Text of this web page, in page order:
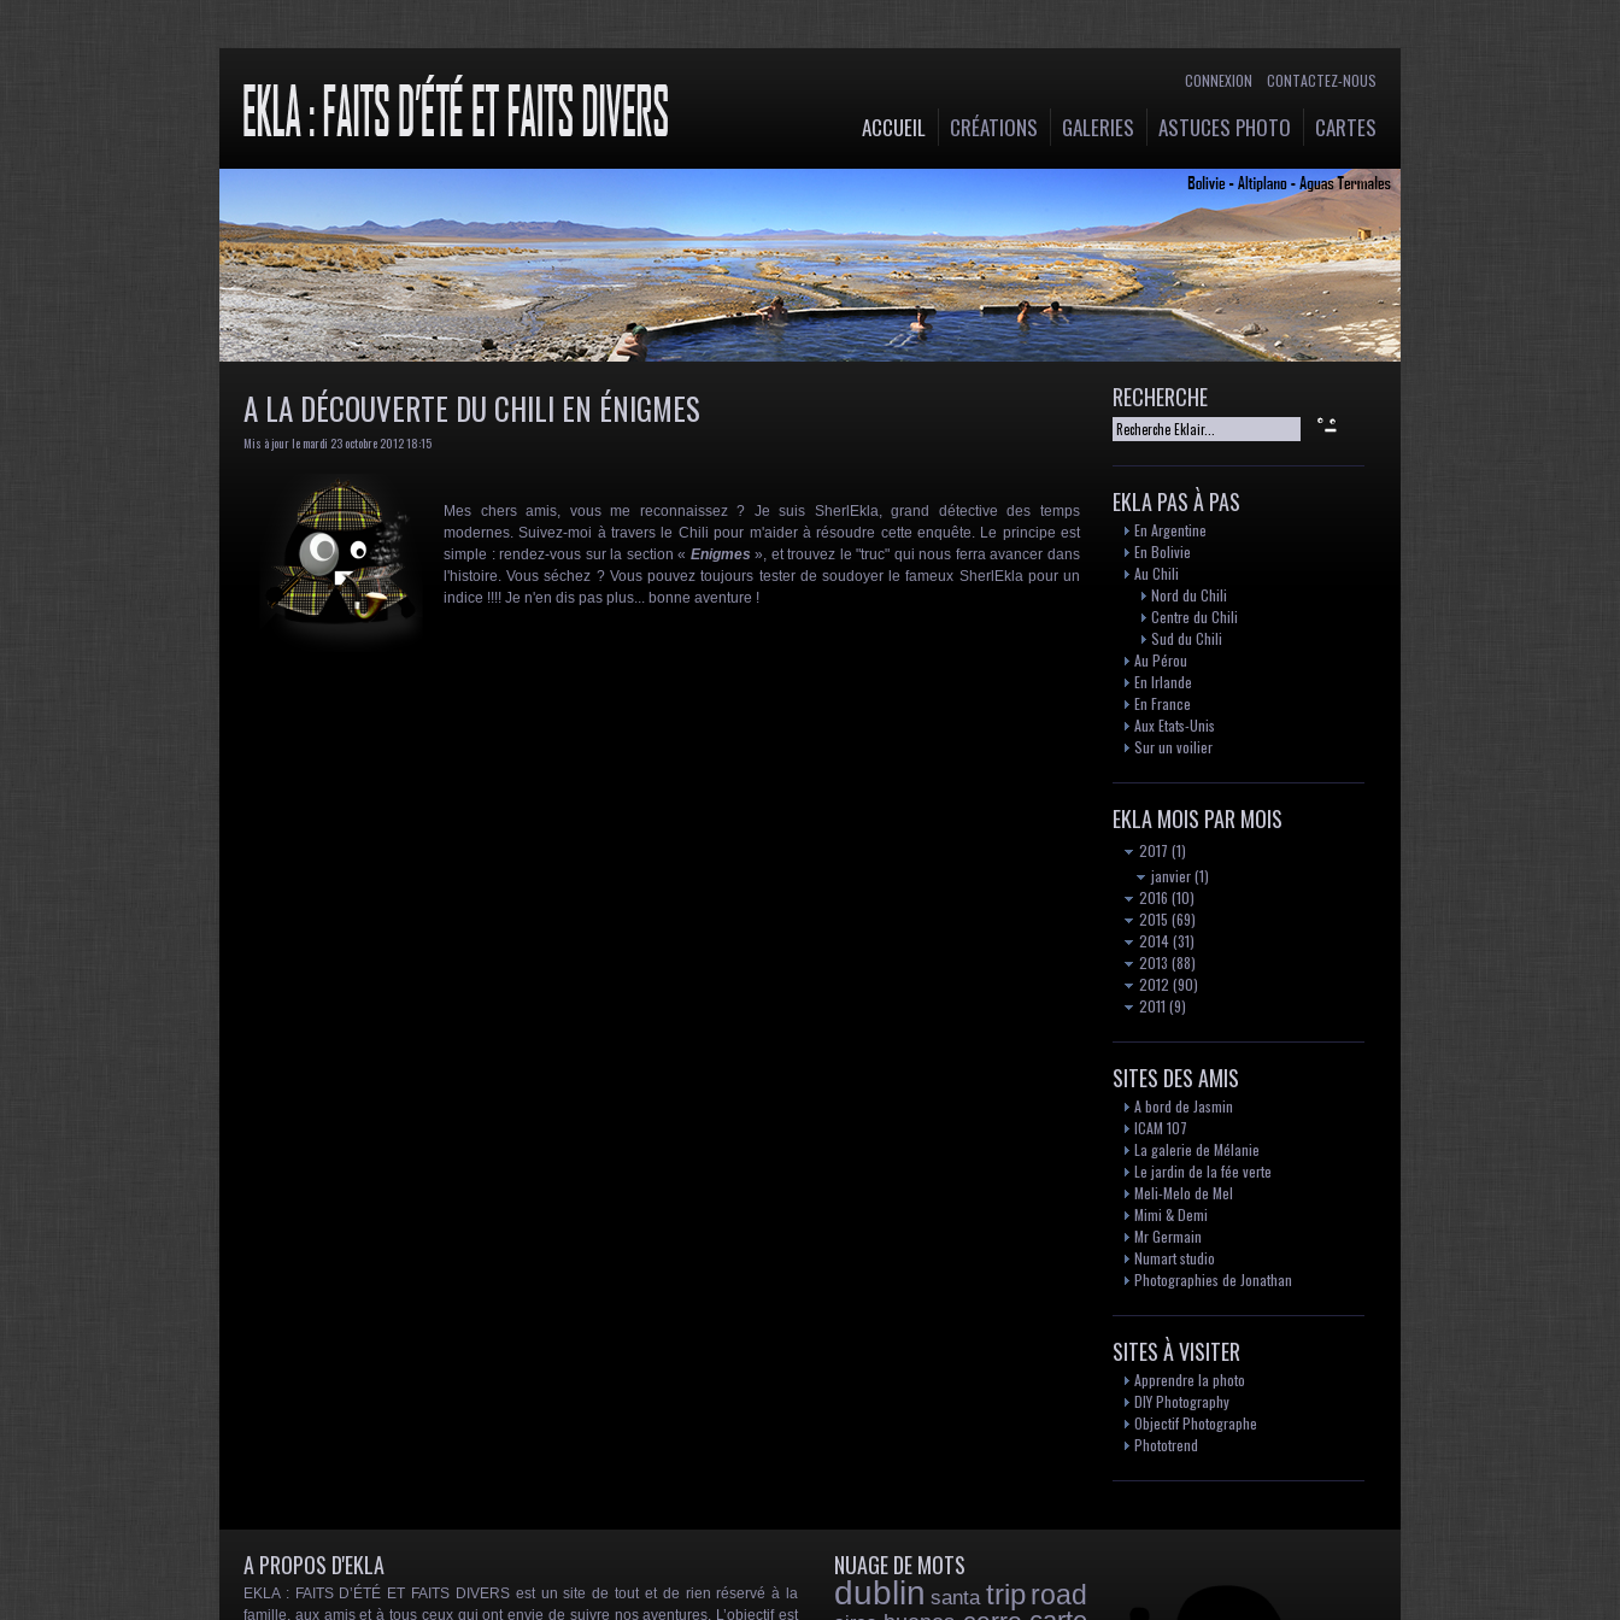
CONNEXION CONTACTEZ-NOUS
ACCUEIL CRÉATIONS GALERIES ASTUCES PHOTO CARTES
A LA DÉCOUVERTE DU CHILI EN ÉNIGMES
Mis à jour le mardi 23 octobre 2012 18:15
Mes chers amis, vous me reconnaissez ? Je suis SherlEkla, grand détective des temps
modernes. Suivez-moi à travers le Chili pour m'aider à résoudre cette enquête. Le principe est
simple : rendez-vous sur la section « Enigmes », et trouvez le "truc" qui nous ferra avancer dans
l'histoire. Vous séchez ? Vous pouvez toujours tester de soudoyer le fameux SherlEkla pour un
indice !!!! Je n'en dis pas plus... bonne aventure !
RECHERCHE
EKLA PAS À PAS
En Argentine
En Bolivie
Au Chili
Nord du Chili
Centre du Chili
Sud du Chili
Au Pérou
En Irlande
En France
Aux Etats-Unis
Sur un voilier
EKLA MOIS PAR MOIS
2017 (1)
janvier(1)
2016 (10)
2015 (69)
2014(31)
2013 (88)
2012 (90)
2011 (9)
SITES DES AMIS
A bord de Jasmin
ICAM 107
La galerie de Mélanie
Le jardin de la fée verte
Meli-Melo de Mel
Mimi & Demi
Mr Germain
Numart studio
Photographies de Jonathan
SITES À VISITER
Apprendre la photo
DIY Photography
Objectif Photographe
Phototrend
A PROPOS D'EKLA
EKLA : FAITS D’ÉTÉ ET FAITS DIVERS est un site de tout et de rien réservé à la
famille, aux amis et à tous ceux qui ont envie de suivre nos aventures. L’objectif est
NUAGE DE MOTS
dublin santa trip road